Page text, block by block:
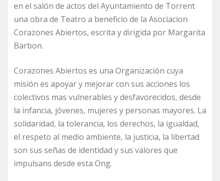
en el salón de actos del Ayuntamiento de Torrent
una obra de Teatro a beneficio de la Asociacion
Corazones Abiertos, escrita y dirigida por Margarita
Barbon.
Corazones Abiertos es una Organización cuya
misión es apoyar y mejorar con sus acciones los
colectivos mas vulnerables y desfavorecidos, desde
la infancia, jóvenes, mujeres y personas mayores. La
solidaridad, la tolerancia, los derechos, la igualdad,
el respeto al medio ambiente, la justicia, la libertad
son sus señas de identidad y sus valores que
impulsans desde esta Ong.